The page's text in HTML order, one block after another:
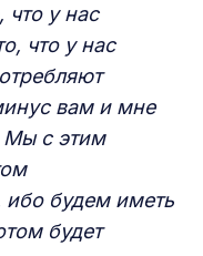
у нас
что у нас
вам и мне
Мы с этим
будем иметь
будет